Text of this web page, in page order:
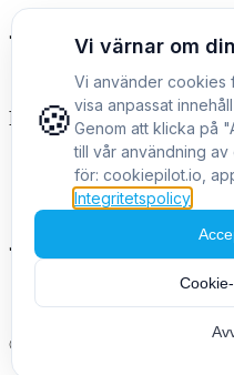
Jämförelser
Alternativ till Cookiebot
Företag
Om oss
Kontakt
Blogg
Juridik
Användarvillkor
©